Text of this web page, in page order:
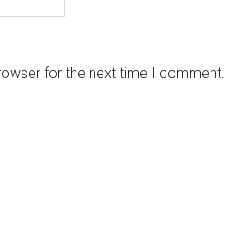
for the next time I comment.